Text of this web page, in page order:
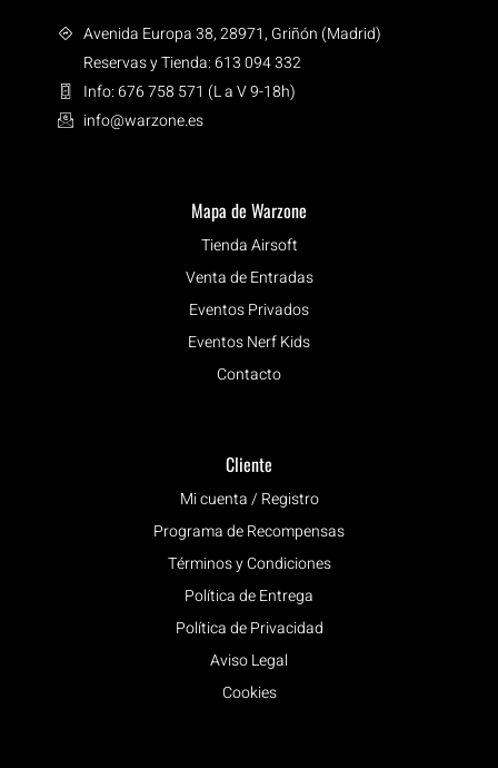
Avenida Europa 38, 28971, Griñón (Madrid)
Reservas y Tienda: 613 094 332
Info: 676 758 571 (L a V 9-18h)
info@warzone.es
Mapa de Warzone
Tienda Airsoft
Venta de Entradas
Eventos Privados
Eventos Nerf Kids
Contacto
Cliente
Mi cuenta / Registro
Programa de Recompensas
Términos y Condiciones
Política de Entrega
Política de Privacidad
Aviso Legal
Cookies